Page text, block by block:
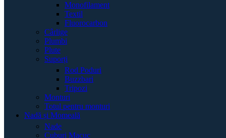
Monofilament
Textil
Fluorocarbon
Cârlige
Plumbi
Plute
Suporți
Rod Poduri
Buzzbari
Tripozi
Monturi
Totul pentru monturi
Nadă și Momeală
Nade
Cuburi Macuc